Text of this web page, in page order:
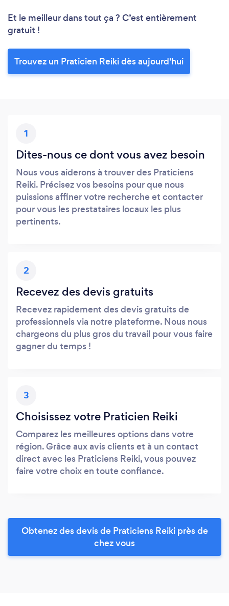
Et le meilleur dans tout ça ? C’est entièrement
gratuit !
Trouvez un Praticien Reiki dès aujourd'hui
1
Dites-nous ce dont vous avez besoin
Nous vous aiderons à trouver des Praticiens
Reiki. Précisez vos besoins pour que nous
puissions affiner votre recherche et contacter
pour vous les prestataires locaux les plus
pertinents.
2
Recevez des devis gratuits
Recevez rapidement des devis gratuits de
professionnels via notre plateforme. Nous nous
chargeons du plus gros du travail pour vous faire
gagner du temps !
3
Choisissez votre Praticien Reiki
Comparez les meilleures options dans votre
région. Grâce aux avis clients et à un contact
direct avec les Praticiens Reiki, vous pouvez
faire votre choix en toute confiance.
Obtenez des devis de Praticiens Reiki près de
chez vous